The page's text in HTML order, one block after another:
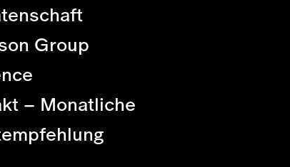
Group
– Monatliche